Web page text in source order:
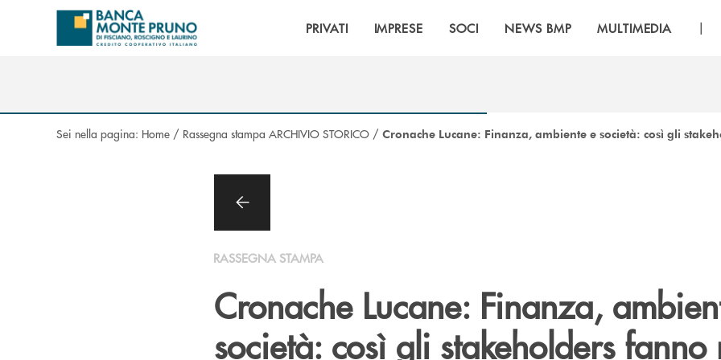
Salta al contenuto principale
PRIVATI IMPRESE SOCI NEWS BMP MULTIMEDIA |
Sei nella pagina: Home / Rassegna stampa ARCHIVIO STORICO / Cronache Lucane: Finanza, ambiente e società: così gli
RASSEGNA STAMPA
Cronache Lucane: Finanza,
società: così gli stakeholders fanno